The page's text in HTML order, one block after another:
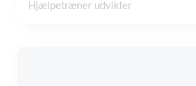
Hjælpetræner udvikler